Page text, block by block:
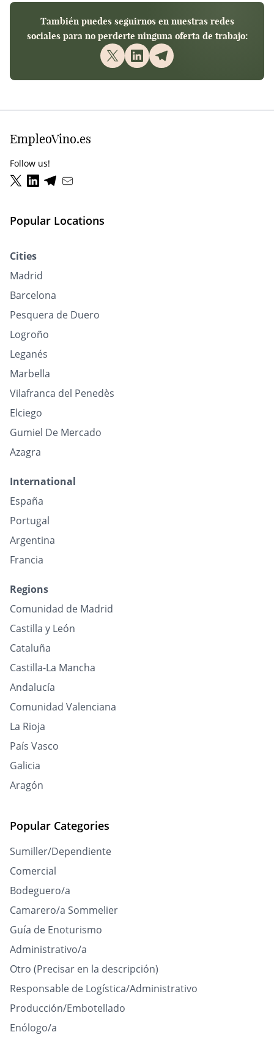
También puedes seguirnos en nuestras redes
sociales para no perderte ninguna oferta de trabajo:
EmpleoVino.es
Follow us!
Popular Locations
Cities
Madrid
Barcelona
Pesquera de Duero
Logroño
Leganés
Marbella
Vilafranca del Penedès
Elciego
Gumiel De Mercado
Azagra
International
España
Portugal
Argentina
Francia
Regions
Comunidad de Madrid
Castilla y León
Cataluña
Castilla-La Mancha
Andalucía
Comunidad Valenciana
La Rioja
País Vasco
Galicia
Aragón
Popular Categories
Sumiller/Dependiente
Comercial
Bodeguero/a
Camarero/a Sommelier
Guía de Enoturismo
Administrativo/a
Otro (Precisar en la descripción)
Responsable de Logística/Administrativo
Producción/Embotellado
Enólogo/a